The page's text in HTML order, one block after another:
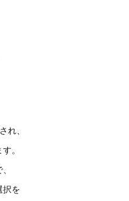
れ、
。
択を